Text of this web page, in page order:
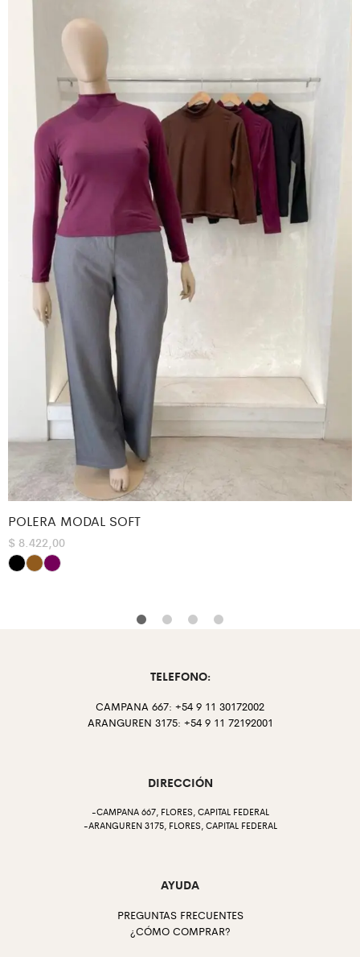
POLERA MODAL SOFT
$ 8.422,00
TELEFONO:
CAMPANA 667: +54 9 11 30172002
ARANGUREN 3175: +54 9 11 72192001
DIRECCIÓN
-CAMPANA 667, FLORES, CAPITAL FEDERAL
-ARANGUREN 3175, FLORES, CAPITAL FEDERAL
AYUDA
PREGUNTAS FRECUENTES
¿CÓMO COMPRAR?